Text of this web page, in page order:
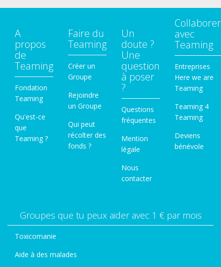
A
propos
de
Teaming
Fondation
Teaming
Qu'est-ce
que
Teaming ?
Faire du
Teaming
Créer un
Groupe
Rejoindre
un Groupe
Qui peut
récolter des
fonds ?
Un
doute ?
Une
question
à poser
?
Questions
fréquentes
Mention
légale
Nous
contacter
Collaborer
avec
Teaming
Entreprises
Here we are
Teaming
Teaming 4
Teaming
Deviens
bénévole
Groupes que tu peux aider avec 1 € par mois
Toxicomanie
Aide à des malades